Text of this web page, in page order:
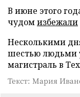
В июне этого
чудомизбежали
Несколькими
шестью людьми
магистраль в
Текст: Мария